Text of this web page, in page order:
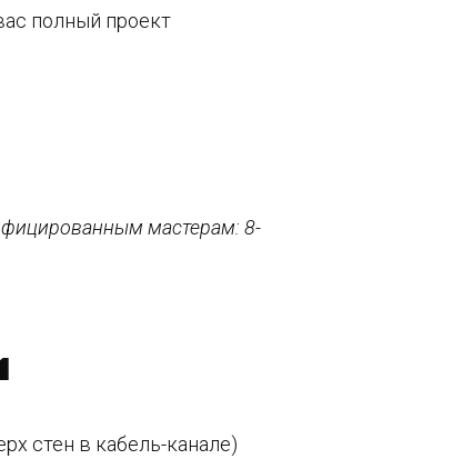
полный проект
мастерам: 8-
стен в кабель-канале)